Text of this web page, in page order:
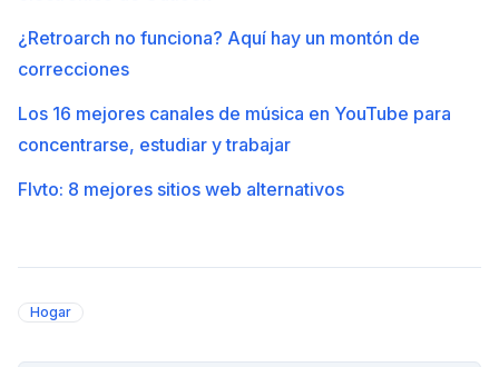
¿Retroarch no funciona? Aquí hay un montón de
correcciones
Los 16 mejores canales de música en YouTube para
concentrarse, estudiar y trabajar
Flvto: 8 mejores sitios web alternativos
Hogar